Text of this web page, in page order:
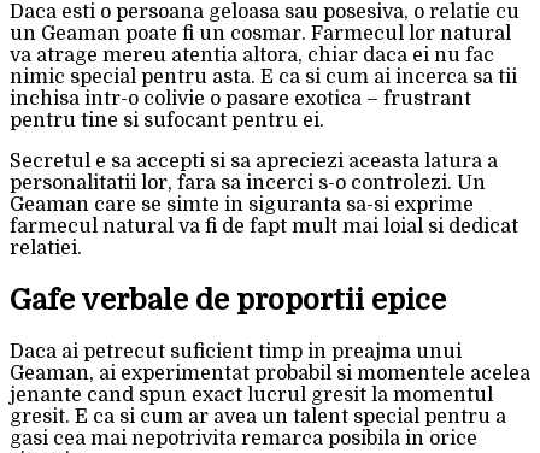
Daca esti o persoana geloasa sau posesiva, o relatie cu
un Geaman poate fi un cosmar. Farmecul lor natural
va atrage mereu atentia altora, chiar daca ei nu fac
nimic special pentru asta. E ca si cum ai incerca sa tii
inchisa intr-o colivie o pasare exotica – frustrant
pentru tine si sufocant pentru ei.
Secretul e sa accepti si sa apreciezi aceasta latura a
personalitatii lor, fara sa incerci s-o controlezi. Un
Geaman care se simte in siguranta sa-si exprime
farmecul natural va fi de fapt mult mai loial si dedicat
relatiei.
Gafe verbale de proportii epice
Daca ai petrecut suficient timp in preajma unui
Geaman, ai experimentat probabil si momentele acelea
jenante cand spun exact lucrul gresit la momentul
gresit. E ca si cum ar avea un talent special pentru a
gasi cea mai nepotrivita remarca posibila in orice